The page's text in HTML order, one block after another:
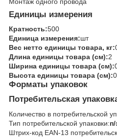
Единицы измерения
Кратность:500
Единица измерения:шт
Вес нетто единицы товара, кг:
Длина единицы товара (см):2
Ширина единицы товара (см):
Высота единицы товара (см):
Форматы упаковок
Потребительская
Количество в потребительской
Тип потребительской упаковки:
Штрих-код EAN-13